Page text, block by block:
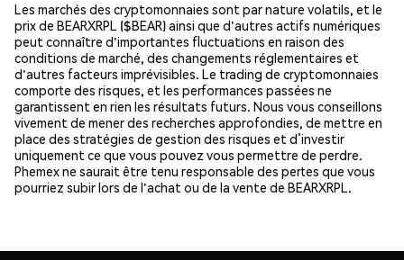
Les marchés des cryptomonnaies sont par nature volatils, et le
prix de BEARXRPL ($BEAR) ainsi que d'autres actifs numériques
peut connaître d'importantes fluctuations en raison des
conditions de marché, des changements réglementaires et
d'autres facteurs imprévisibles. Le trading de cryptomonnaies
comporte des risques, et les performances passées ne
garantissent en rien les résultats futurs. Nous vous conseillons
vivement de mener des recherches approfondies, de mettre en
place des stratégies de gestion des risques et d’investir
uniquement ce que vous pouvez vous permettre de perdre.
Phemex ne saurait être tenu responsable des pertes que vous
pourriez subir lors de l'achat ou de la vente de BEARXRPL.